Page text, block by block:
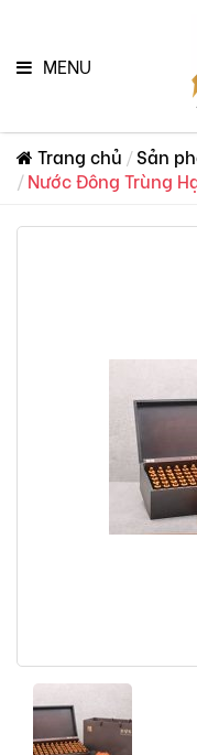
MENU
Trang chủ Sản
Nước Đông Trùng